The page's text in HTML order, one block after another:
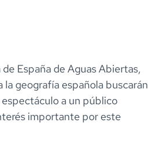
España de Aguas Abiertas,
la geografía española buscarán
a un público
importante por este